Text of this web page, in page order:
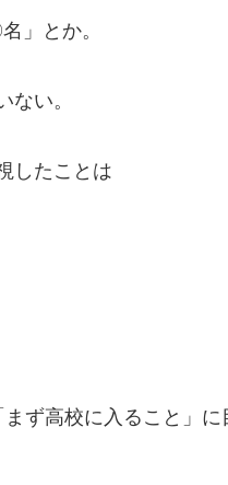
」とか。
い。
したことは
ず高校に入ること」に